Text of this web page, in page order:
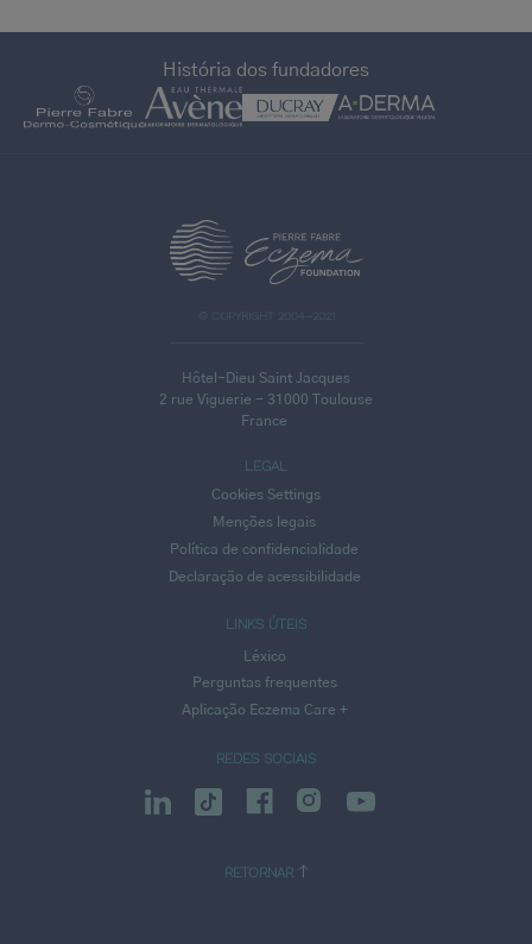
História dos fundadores
© COPYRIGHT 2004–2021
Hôtel-Dieu Saint Jacques
2 rue Viguerie - 31000 Toulouse
France
LINKS ÚTEIS
Léxico
Perguntas frequentes
Aplicação Eczema Care +
LEGAL
Cookies Settings
Menções legais
Política de confidencialidade
Declaração de acessibilidade
REDES SOCIAIS
RETORNAR